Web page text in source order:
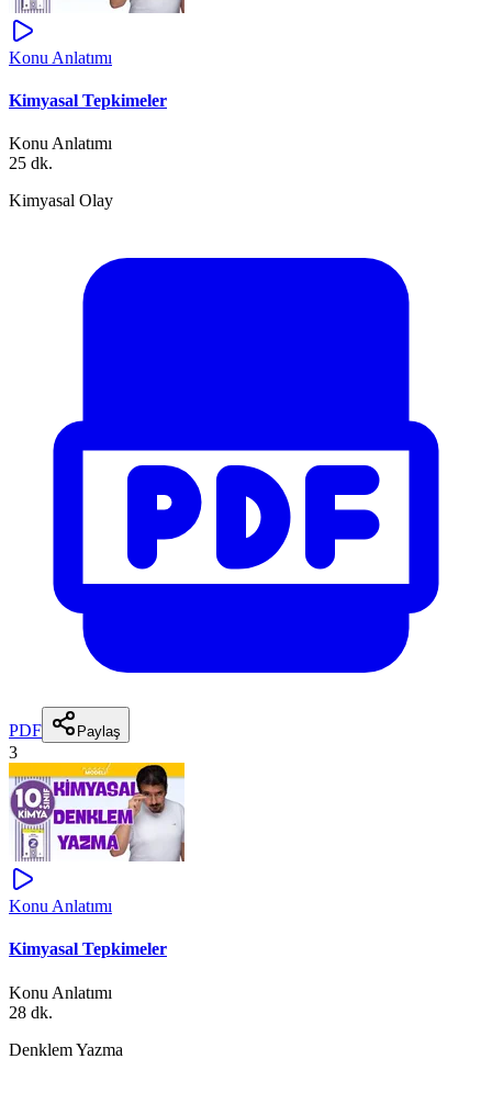
Konu Anlatımı
Kimyasal Tepkimeler
Konu Anlatımı
25 dk.
Kimyasal Olay
PDF Paylaş
3
Konu Anlatımı
Kimyasal Tepkimeler
Konu Anlatımı
28 dk.
Denklem Yazma